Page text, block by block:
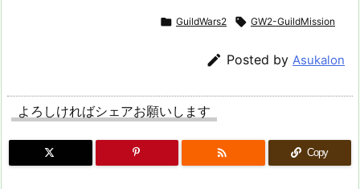
 GuildWars2  GW2-GuildMission
 Posted by Asukalon
よろしければシェアお願いします
 Copy